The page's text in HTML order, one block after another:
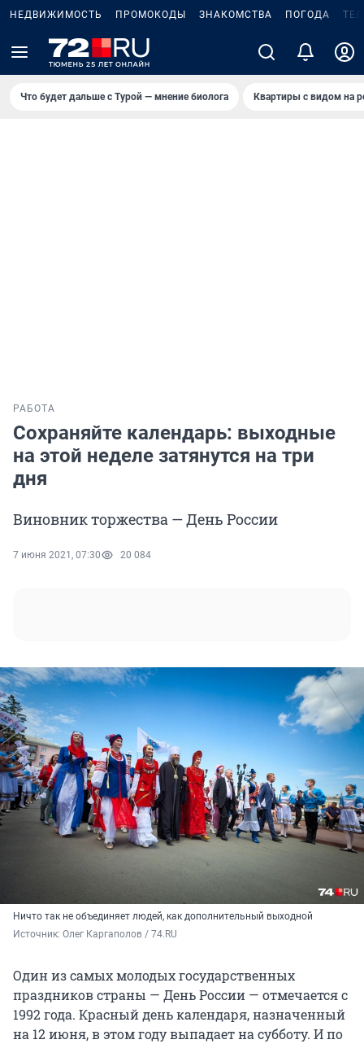
НЕДВИЖИМОСТЬ ПРОМОКОДЫ ЗНАКОМСТВА ПОГОДА
Что будет дальше с Турой — мнение биолога Квартиры с видом на
РАБОТА
Сохраняйте календарь: выходные
на этой неделе затянутся на три
дня
Виновник торжества — День России
7 июня 2021, 07:30 20 084
Ничто так не объединяет людей, как дополнительный выходной
Источник: Олег Каргаполов / 74.RU
Один из самых молодых государственных
праздников страны — День России — отмечается с
1992 года. Красный день календаря, назначенный
на 12 июня, в этом году выпадает на субботу. И по